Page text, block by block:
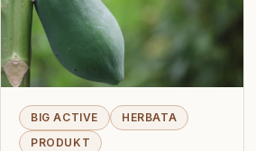
BIG ACTIVE
HERBATA
PRODUKT